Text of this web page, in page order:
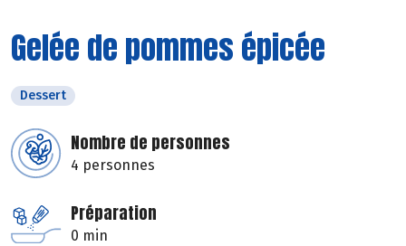
Gelée de pommes épicée
Dessert
Nombre de personnes
4 personnes
Préparation
0 min